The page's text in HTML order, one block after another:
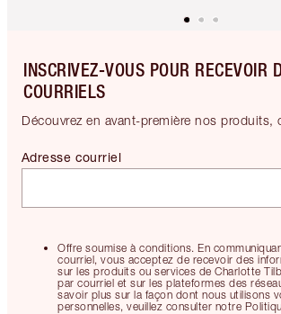
INSCRIVEZ-VOUS POUR RECEVOIR
COURRIELS
Découvrez en avant-première nos produits,
Offre soumise à conditions. En
courriel, vous acceptez de recevoir des
sur les produits ou services de Charlotte
par courriel et sur les plateformes des
savoir plus sur la façon dont nous utilisons
personnelles, veuillez consulter notre
Adresse courriel